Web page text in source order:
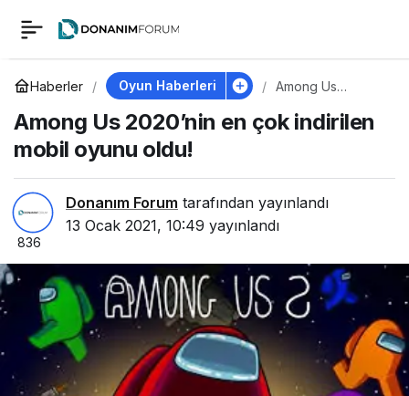
Haberler Oyun Haberleri
Among Us
indirilen mobil
oyunu oldu!
Among Us 2020’nin en çok indirilen
mobil oyunu oldu!
Donanım Forum tarafından yayınlandı
13 Ocak 2021, 10:49 yayınlandı
836
Among Us 2020’nin
en çok indirilen mobil
oyunu oldu!